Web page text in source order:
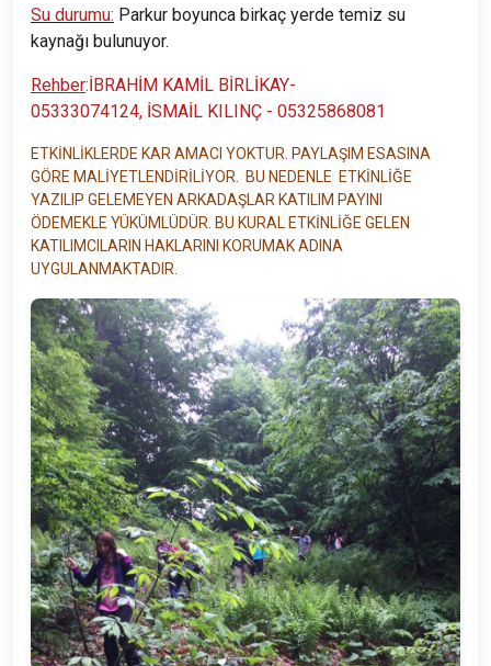
Su durumu: Parkur boyunca birkaç yerde temiz su
kaynağı bulunuyor.
Rehber:İBRAHİM KAMİL BİRLİKAY-
05333074124, İSMAİL KILINÇ - 05325868081
ETKİNLİKLERDE KAR AMACI YOKTUR. PAYLAŞIM ESASINA
GÖRE MALİYETLENDİRİLİYOR. BU NEDENLE ETKİNLİĞE
YAZILIP GELEMEYEN ARKADAŞLAR KATILIM PAYINI
ÖDEMEKLE YÜKÜMLÜDÜR. BU KURAL ETKİNLİĞE GELEN
KATILIMCILARIN HAKLARINI KORUMAK ADINA
UYGULANMAKTADIR.